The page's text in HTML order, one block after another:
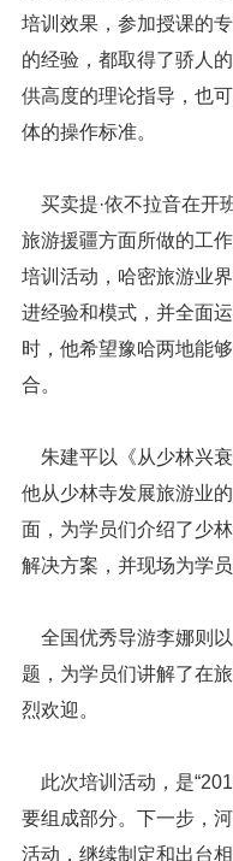
培训效果，参加授课的
的经验，都取得了骄人
供高度的理论指导，也
体的操作标准。
买卖提·依不拉音在开
旅游援疆方面所做的工
培训活动，哈密旅游业
进经验和模式，并全面
时，他希望豫哈两地能
合。
朱建平以《从少林兴衰
他从少林寺发展旅游业
面，为学员们介绍了少
解决方案，并现场为学员
全国优秀导游李娜则
题，为学员们讲解了在
烈欢迎。
此次培训活动，是
要组成部分。下一步，
活动，继续制定和出台